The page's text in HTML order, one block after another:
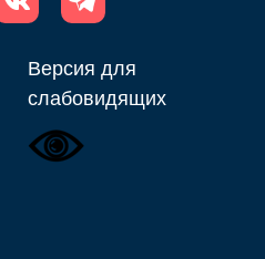
Версия для
слабовидящих